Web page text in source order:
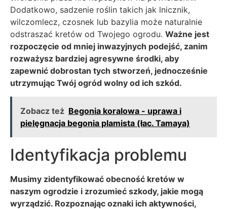
Dodatkowo, sadzenie roślin takich jak lnicznik,
wilczomlecz, czosnek lub bazylia może naturalnie
odstraszać kretów od Twojego ogrodu. Ważne jest
rozpoczęcie od mniej inwazyjnych podejść, zanim
rozważysz bardziej agresywne środki, aby
zapewnić dobrostan tych stworzeń, jednocześnie
utrzymując Twój ogród wolny od ich szkód.
Zobacz też Begonia koralowa - uprawa i
pielęgnacja begonia plamista (łac. Tamaya)
Identyfikacja problemu
Musimy zidentyfikować obecność kretów w
naszym ogrodzie i zrozumieć szkody, jakie mogą
wyrządzić. Rozpoznając oznaki ich aktywności,